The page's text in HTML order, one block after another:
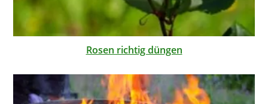
Rosen richtig düngen